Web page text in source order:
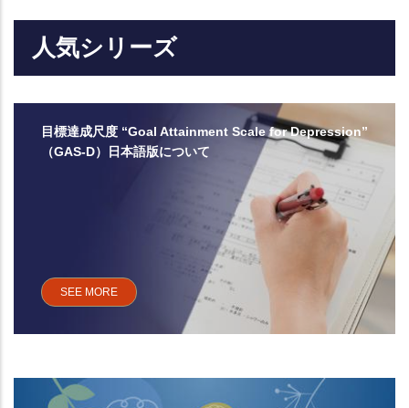
人気シリーズ
目標達成尺度 “Goal Attainment Scale for Depression”
（GAS-D）日本語版について
SEE MORE